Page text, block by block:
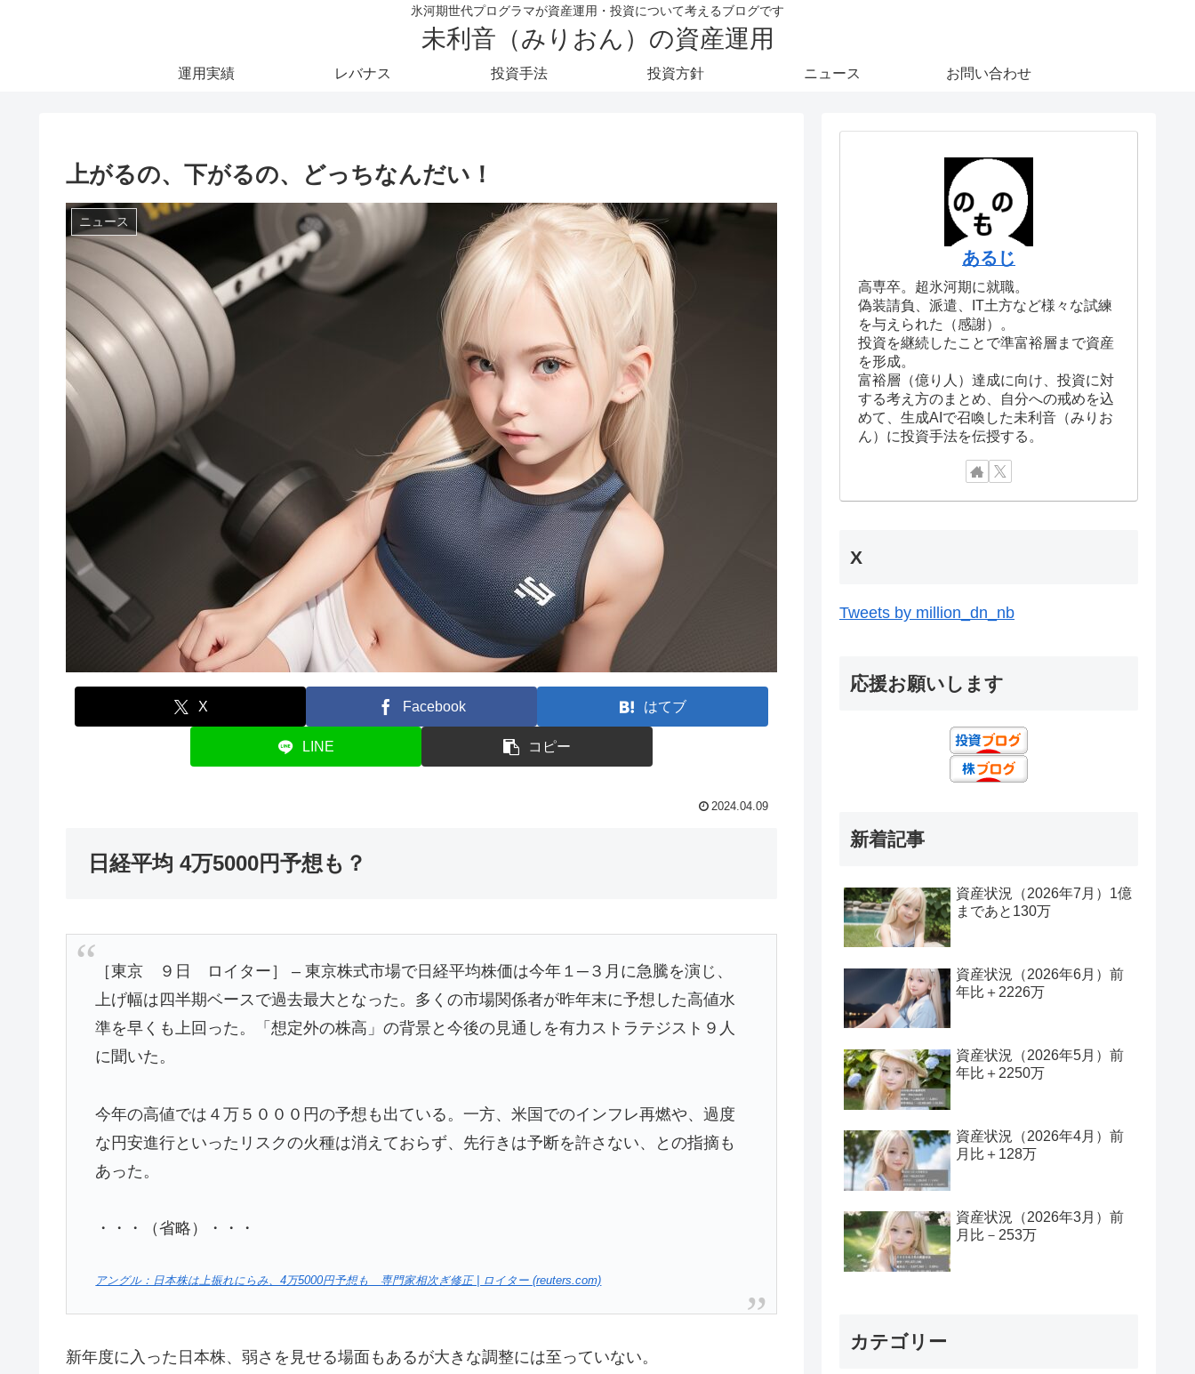
氷河期世代プログラマが資産運用・投資について考えるブログです
未利音（みりおん）の資産運用
運用実績 レバナス 投資手法 投資方針 ニュース お問い合わせ
上がるの、下がるの、どっちなんだい！
ニュース
X Facebook はてブ
LINE コピー
2024.04.09
日経平均 4万5000円予想も？
［東京 ９日 ロイター］ – 東京株式市場で日経平均株価は今年１─３月に急騰を演じ、
上げ幅は四半期ベースで過去最大となった。多くの市場関係者が昨年末に予想した高値水
準を早くも上回った。「想定外の株高」の背景と今後の見通しを有力ストラテジスト９人
に聞いた。
今年の高値では４万５０００円の予想も出ている。一方、米国でのインフレ再燃や、過度
な円安進行といったリスクの火種は消えておらず、先行きは予断を許さない、との指摘も
あった。
・・・（省略）・・・
アングル：日本株は上振れにらみ、4万5000円予想も 専門家相次ぎ修正 | ロイター (reuters.com)
新年度に入った日本株、弱さを見せる場面もあるが大きな調整には至っていない。
あるじ
高専卒。超氷河期に就職。
偽装請負、派遣、IT土方など様々な試練
を与えられた（感謝）。
投資を継続したことで準富裕層まで資産
を形成。
富裕層（億り人）達成に向け、投資に対
する考え方のまとめ、自分への戒めを込
めて、生成AIで召喚した未利音（みりお
ん）に投資手法を伝授する。
X
Tweets by million_dn_nb
応援お願いします
新着記事
資産状況（2026年7月）1億
まであと130万
資産状況（2026年6月）前
年比＋2226万
資産状況（2026年5月）前
年比＋2250万
資産状況（2026年4月）前
月比＋128万
資産状況（2026年3月）前
月比－253万
カテゴリー